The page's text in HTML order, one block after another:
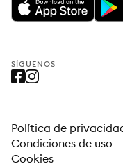
SÍGUENOS
Política de
Condiciones de uso
Cookies